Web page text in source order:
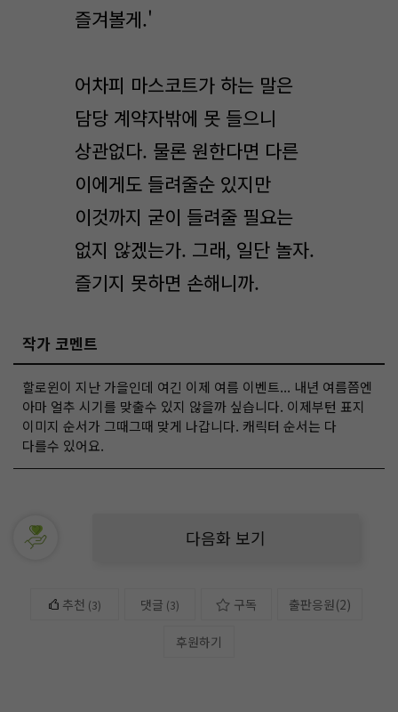
즐겨볼게.'
어차피 마스코트가 하는 말은
담당 계약자밖에 못 들으니
상관없다. 물론 원한다면 다른
이에게도 들려줄순 있지만
이것까지 굳이 들려줄 필요는
없지 않겠는가. 그래, 일단 놀자.
즐기지 못하면 손해니까.
작가 코멘트
할로윈이 지난 가을인데 여긴 이제 여름 이벤트... 내년 여름쯤엔
아마 얼추 시기를 맞출수 있지 않을까 싶습니다. 이제부턴 표지
이미지 순서가 그때그때 맞게 나갑니다. 캐릭터 순서는 다
다를수 있어요.
다음화 보기
추천 (3) 댓글 (3) 구독 출판응원(2)
후원하기